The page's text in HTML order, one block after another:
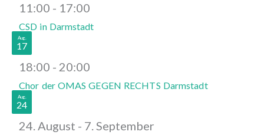
11:00 - 17:00
CSD in Darmstadt
Aug.
17
18:00 - 20:00
Chor der OMAS GEGEN RECHTS Darmstadt
Aug.
24
24. August - 7. September